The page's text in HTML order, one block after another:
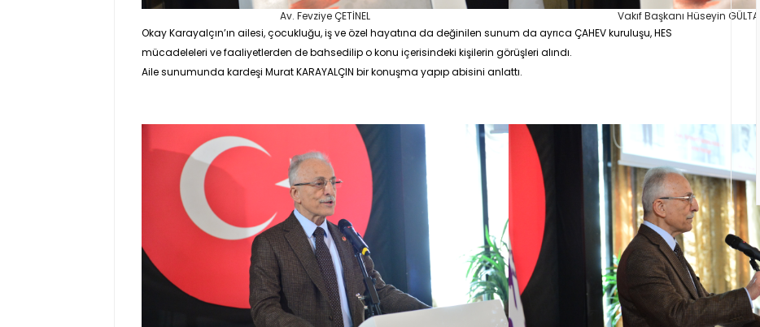
Av. Fevziye ÇETİNEL
Vakıf Başkanı Hüseyin GÜLTAN
Okay Karayalçın’ın ailesi, çocukluğu, iş ve özel hayatına da değinilen sunum da ayrıca ÇAHEV kuruluşu, HES
mücadeleleri ve faaliyetlerden de bahsedilip o konu içerisindeki kişilerin görüşleri alındı.
Aile sunumunda kardeşi Murat KARAYALÇIN bir konuşma yapıp abisini anlattı.